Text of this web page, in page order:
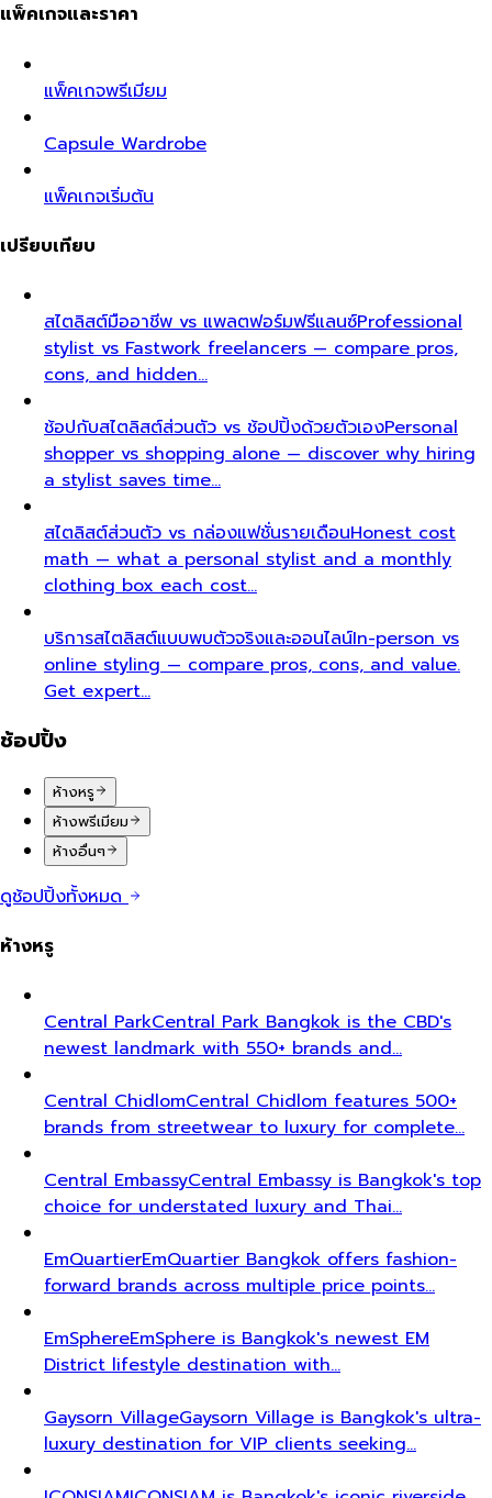
แพ็คเกจและราคา
แพ็คเกจพรีเมียม
Capsule Wardrobe
แพ็คเกจเริ่มต้น
เปรียบเทียบ
สไตลิสต์มืออาชีพ vs แพลตฟอร์มฟรีแลนซ์Professional
stylist vs Fastwork freelancers — compare pros,
cons, and hidden…
ช้อปกับสไตลิสต์ส่วนตัว vs ช้อปปิ้งด้วยตัวเองPersonal
shopper vs shopping alone — discover why hiring
a stylist saves time…
สไตลิสต์ส่วนตัว vs กล่องแฟชั่นรายเดือนHonest cost
math — what a personal stylist and a monthly
clothing box each cost…
บริการสไตลิสต์แบบพบตัวจริงและออนไลน์In-person vs
online styling — compare pros, cons, and value.
Get expert…
ช้อปปิ้ง
ห้างหรู
ห้างพรีเมียม
ห้างอื่นๆ
ดูช้อปปิ้งทั้งหมด
ห้างหรู
Central ParkCentral Park Bangkok is the CBD's
newest landmark with 550+ brands and…
Central ChidlomCentral Chidlom features 500+
brands from streetwear to luxury for complete…
Central EmbassyCentral Embassy is Bangkok's top
choice for understated luxury and Thai…
EmQuartierEmQuartier Bangkok offers fashion-
forward brands across multiple price points…
EmSphereEmSphere is Bangkok's newest EM
District lifestyle destination with…
Gaysorn VillageGaysorn Village is Bangkok's ultra-
luxury destination for VIP clients seeking…